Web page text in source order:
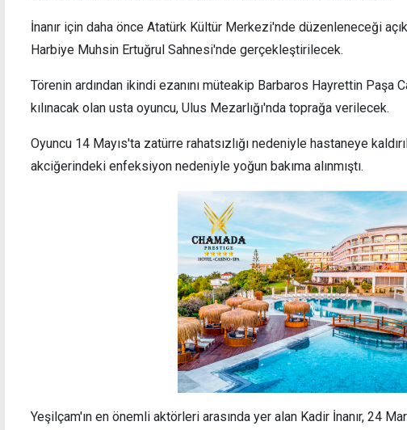
İnanır için daha önce Atatürk Kültür Merkezi'nde düzenleneceği
Harbiye Muhsin Ertuğrul Sahnesi'nde gerçekleştirilecek.
Törenin ardından ikindi ezanını müteakip Barbaros Hayrettin Paşa
kılınacak olan usta oyuncu, Ulus Mezarlığı'nda toprağa verilecek.
Oyuncu 14 Mayıs'ta zatürre rahatsızlığı nedeniyle hastaneye
akciğerindeki enfeksiyon nedeniyle yoğun bakıma alınmıştı.
Yeşilçam'ın en önemli aktörleri arasında yer alan Kadir İnanır, 24
Yaşlanmanın önüne geçilebilse dahi
ölümsüzlük mümkün değil
DAÜ, Türk